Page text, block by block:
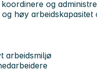
og
høy arbeidskapasitet
arbeidsmiljø